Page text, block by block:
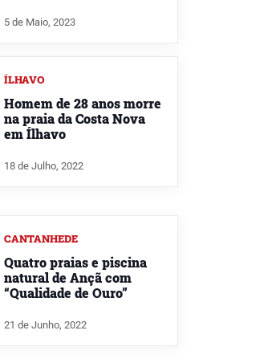
5 de Maio, 2023
ÍLHAVO
Homem de 28 anos morre
na praia da Costa Nova
em Ílhavo
18 de Julho, 2022
CANTANHEDE
Quatro praias e piscina
natural de Ançã com
“Qualidade de Ouro”
21 de Junho, 2022